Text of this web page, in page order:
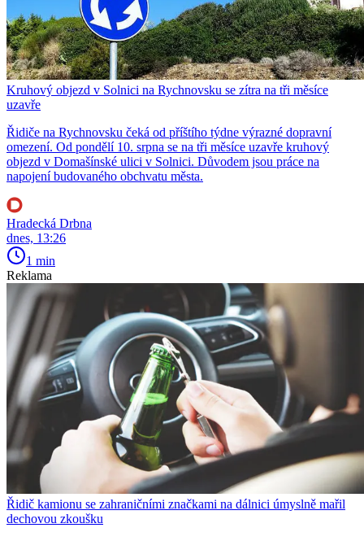
Kruhový objezd v Solnici na Rychnovsku se zítra na tři měsíce
uzavře
Řidiče na Rychnovsku čeká od příštího týdne výrazné dopravní
omezení. Od pondělí 10. srpna se na tři měsíce uzavře kruhový
objezd v Domašínské ulici v Solnici. Důvodem jsou práce na
napojení budovaného obchvatu města.
Hradecká Drbna
dnes, 13:26
1 min
Reklama
Řidič kamionu se zahraničními značkami na dálnici úmyslně mařil
dechovou zkoušku